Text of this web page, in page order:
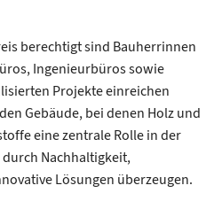
berechtigt sind Bauherrinnen
Ingenieurbüros sowie
Projekte einreichen
Gebäude, bei denen Holz und
eine zentrale Rolle in der
Nachhaltigkeit,
Lösungen überzeugen.